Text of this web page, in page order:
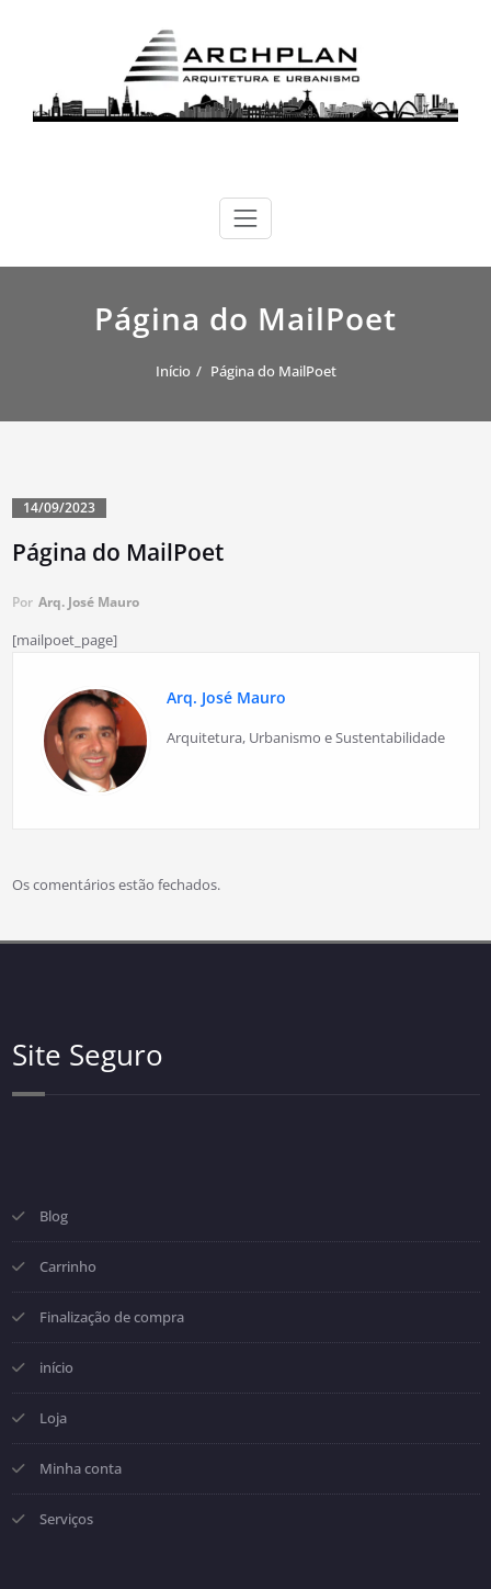
Página do MailPoet
Início Página do MailPoet
14/09/2023
Página do MailPoet
Por Arq. José Mauro
[mailpoet_page]
Arq. José Mauro
Arquitetura, Urbanismo e Sustentabilidade
Os comentários estão fechados.
Site Seguro
Blog
Carrinho
Finalização de compra
início
Loja
Minha conta
Serviços